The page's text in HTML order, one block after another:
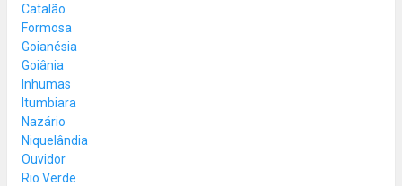
Catalão
Formosa
Goianésia
Goiânia
Inhumas
Itumbiara
Nazário
Niquelândia
Ouvidor
Rio Verde